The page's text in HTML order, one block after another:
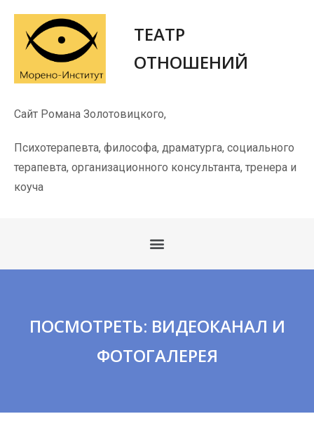
ТЕАТР
ОТНОШЕНИЙ
Сайт Романа Золотовицкого,
Психотерапевта, философа, драматурга, социального
терапевта, организационного консультанта, тренера и
коуча
ПОСМОТРЕТЬ: ВИДЕОКАНАЛ И
ФОТОГАЛЕРЕЯ